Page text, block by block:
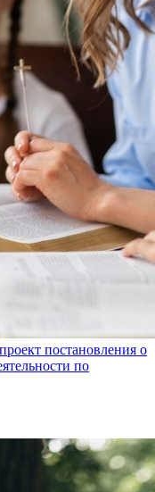
постановления о
по